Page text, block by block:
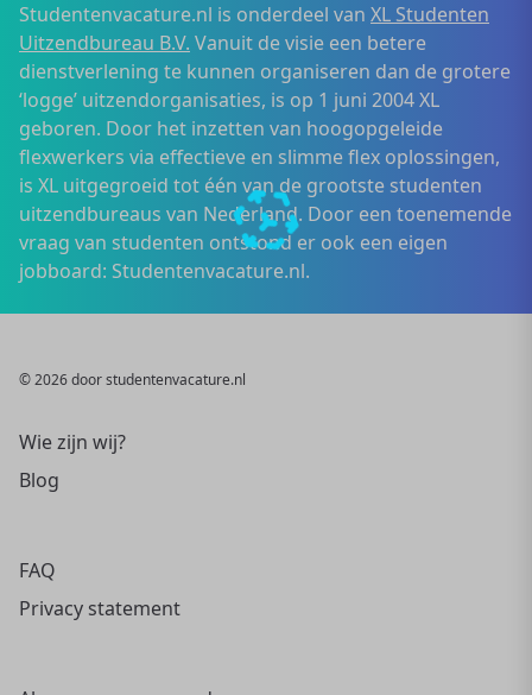
Studentenvacature.nl is onderdeel van XL Studenten
Uitzendbureau B.V. Vanuit de visie een betere
dienstverlening te kunnen organiseren dan de grotere
‘logge’ uitzendorganisaties, is op 1 juni 2004 XL
geboren. Door het inzetten van hoogopgeleide
flexwerkers via effectieve en slimme flex oplossingen,
is XL uitgegroeid tot één van de grootste studenten
uitzendbureaus van Nederland. Door een toenemende
vraag van studenten ontstond er ook een eigen
jobboard: Studentenvacature.nl.
© 2026 door studentenvacature.nl
Wie zijn wij?
Blog
FAQ
Privacy statement